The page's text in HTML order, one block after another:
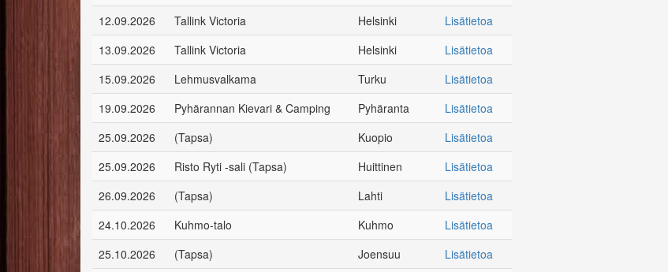
12.09.2026
Tallink Victoria Helsinki
Lisätietoa
13.09.2026
Tallink Victoria Helsinki
Lisätietoa
15.09.2026
Lehmusvalkama Turku
Lisätietoa
19.09.2026
Pyhärannan Kievari & Camping Pyhäranta
Lisätietoa
25.09.2026
(Tapsa) Kuopio
Lisätietoa
25.09.2026
Risto Ryti -sali (Tapsa) Huittinen
Lisätietoa
26.09.2026
(Tapsa) Lahti
Lisätietoa
24.10.2026
Kuhmo-talo Kuhmo
Lisätietoa
25.10.2026
(Tapsa) Joensuu
Lisätietoa